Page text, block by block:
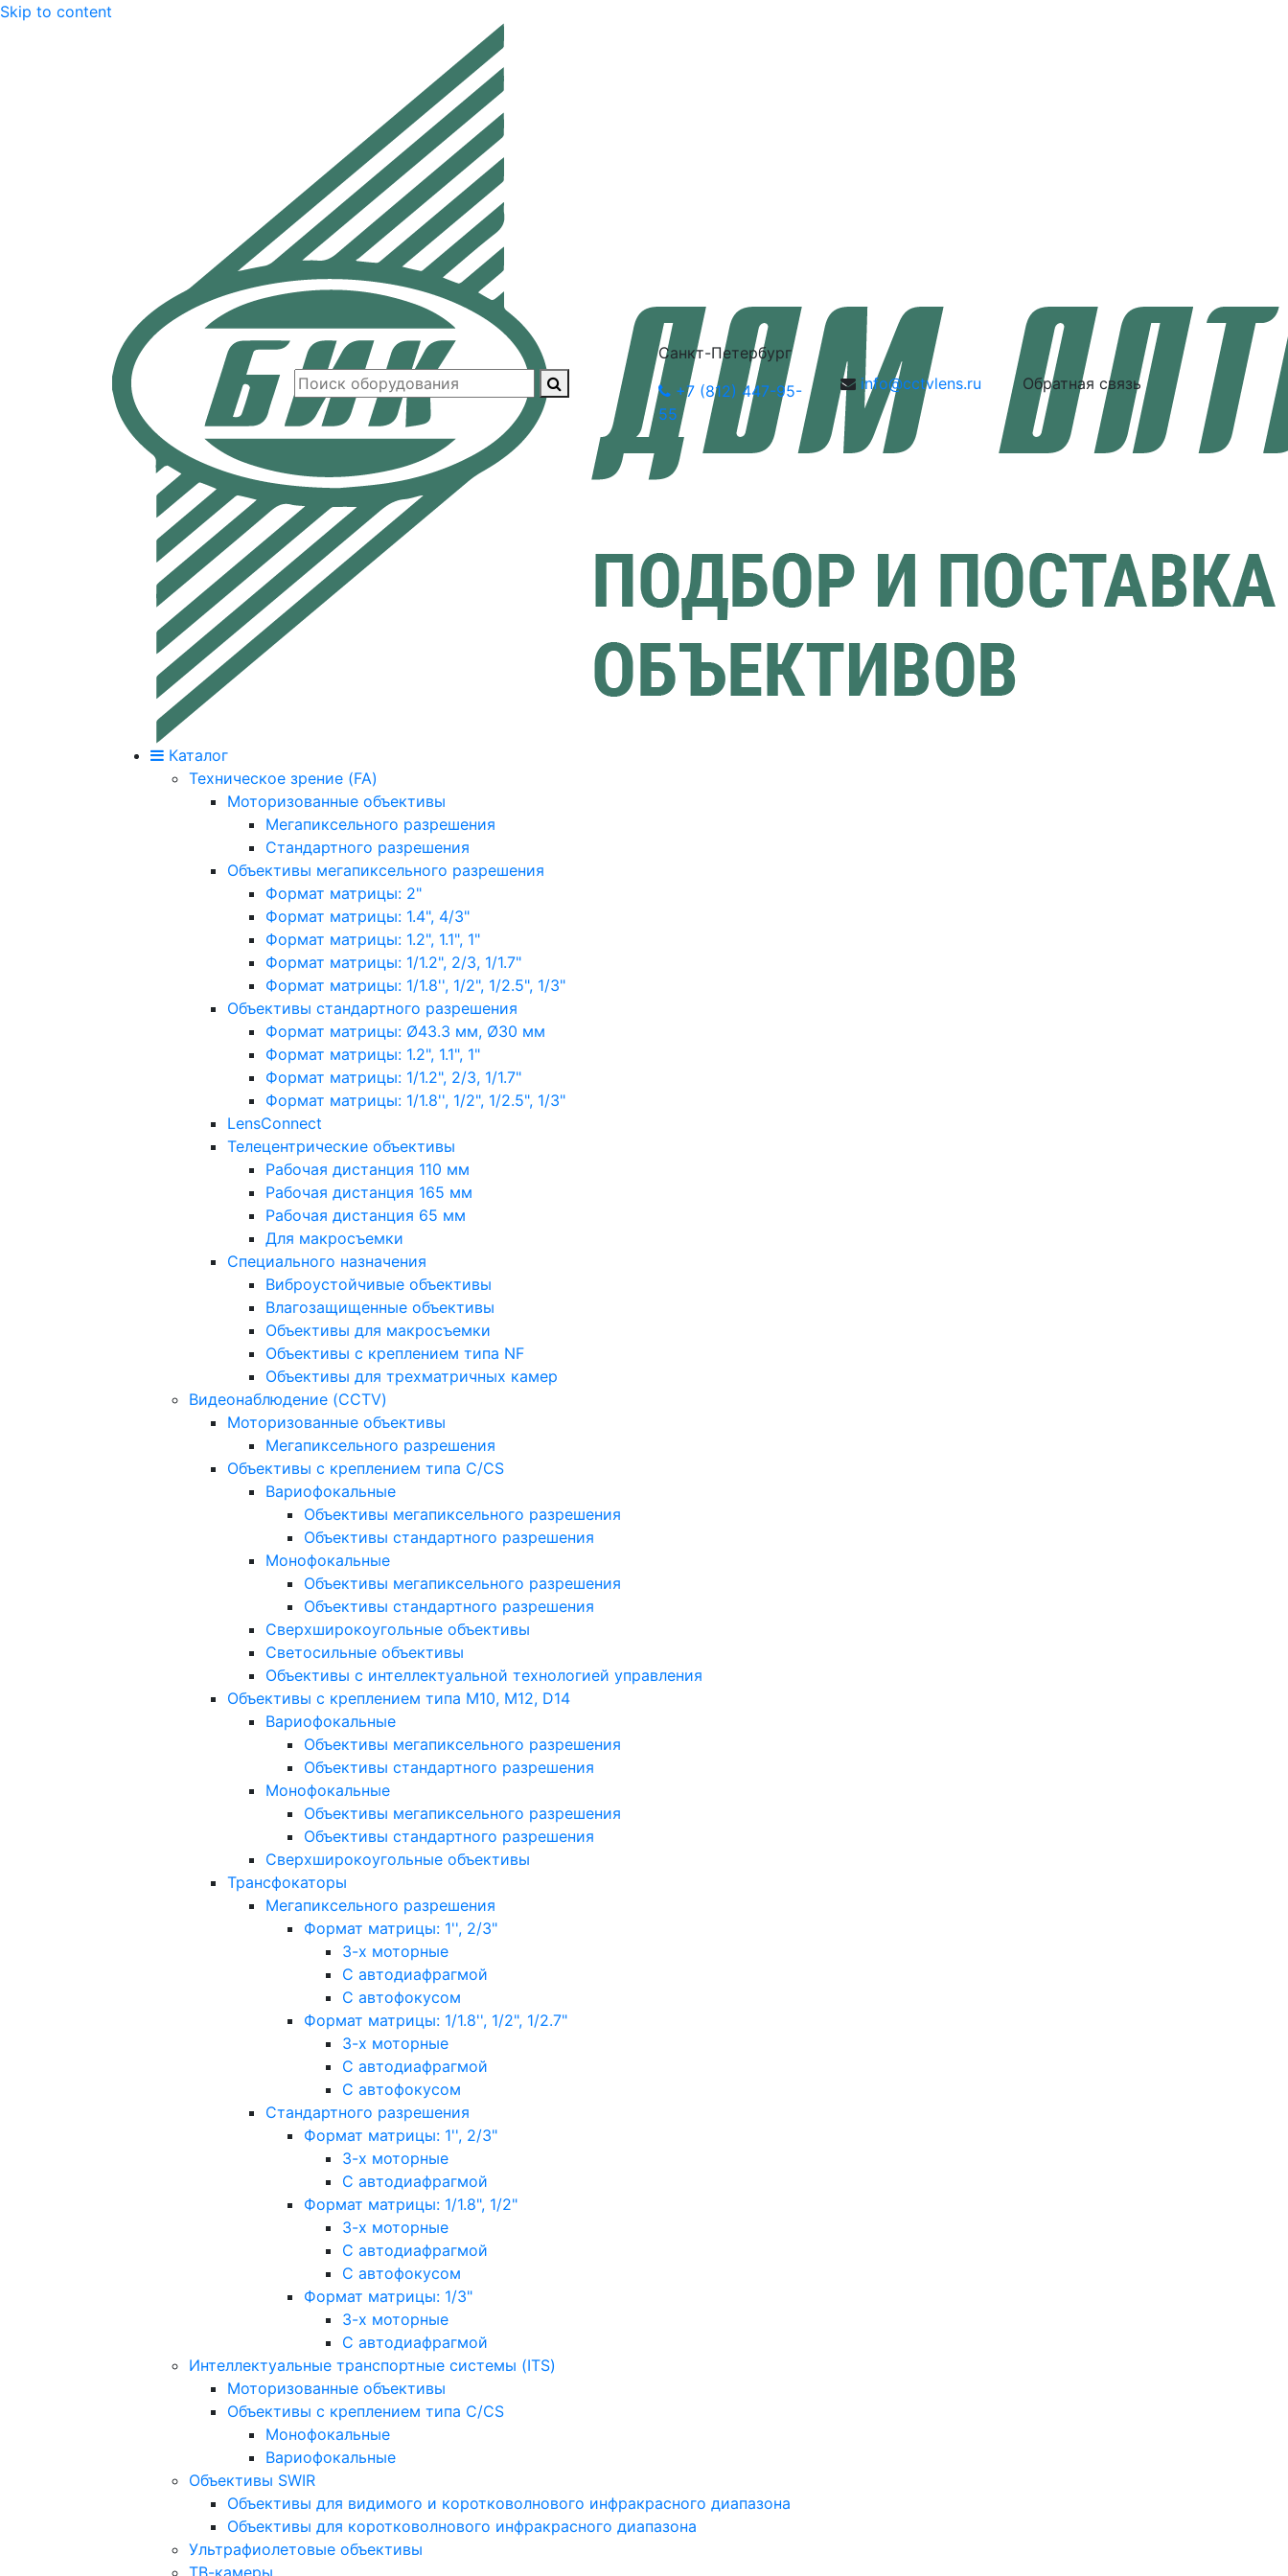
Skip to content
Санкт-Петербург
+7 (812) 447-95-
55
info@cctvlens.ru Обратная связь
Каталог
Техническое зрение (FA)
Моторизованные объективы
Мегапиксельного разрешения
Стандартного разрешения
Объективы мегапиксельного разрешения
Формат матрицы: 2"
Формат матрицы: 1.4", 4/3"
Формат матрицы: 1.2", 1.1", 1"
Формат матрицы: 1/1.2", 2/3, 1/1.7"
Формат матрицы: 1/1.8'', 1/2", 1/2.5", 1/3"
Объективы стандартного разрешения
Формат матрицы: Ø43.3 мм, Ø30 мм
Формат матрицы: 1.2", 1.1", 1"
Формат матрицы: 1/1.2", 2/3, 1/1.7"
Формат матрицы: 1/1.8'', 1/2", 1/2.5", 1/3"
LensConnect
Телецентрические объективы
Рабочая дистанция 110 мм
Рабочая дистанция 165 мм
Рабочая дистанция 65 мм
Для макросъемки
Специального назначения
Виброустойчивые объективы
Влагозащищенные объективы
Объективы для макросъемки
Объективы с креплением типа NF
Объективы для трехматричных камер
Видеонаблюдение (CCTV)
Моторизованные объективы
Мегапиксельного разрешения
Объективы с креплением типа C/CS
Вариофокальные
Объективы мегапиксельного разрешения
Объективы стандартного разрешения
Монофокальные
Объективы мегапиксельного разрешения
Объективы стандартного разрешения
Сверхширокоугольные объективы
Светосильные объективы
Объективы с интеллектуальной технологией управления
Объективы с креплением типа M10, M12, D14
Вариофокальные
Объективы мегапиксельного разрешения
Объективы стандартного разрешения
Монофокальные
Объективы мегапиксельного разрешения
Объективы стандартного разрешения
Сверхширокоугольные объективы
Трансфокаторы
Мегапиксельного разрешения
Формат матрицы: 1'', 2/3"
3-х моторные
С автодиафрагмой
С автофокусом
Формат матрицы: 1/1.8'', 1/2", 1/2.7"
3-х моторные
С автодиафрагмой
С автофокусом
Стандартного разрешения
Формат матрицы: 1'', 2/3"
3-х моторные
С автодиафрагмой
Формат матрицы: 1/1.8", 1/2"
3-х моторные
С автодиафрагмой
С автофокусом
Формат матрицы: 1/3"
3-х моторные
С автодиафрагмой
Интеллектуальные транспортные системы (ITS)
Моторизованные объективы
Объективы с креплением типа C/CS
Монофокальные
Вариофокальные
Объективы SWIR
Объективы для видимого и коротковолнового инфракрасного диапазона
Объективы для коротковолнового инфракрасного диапазона
Ультрафиолетовые объективы
ТВ-камеры